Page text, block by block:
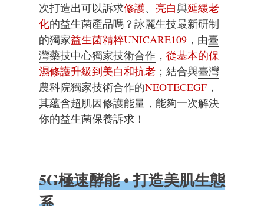
次打造出可以訴求修護、 亮白與延緩老
化的益生菌產品嗎？詠麗生技最新研制
的獨家益生菌精粹UNICARE109，由臺
灣藥技中心獨家技術合作， 從基本的保
濕修護升級到美白和抗老；結合與臺灣
農科院獨家技術合作的NEOTECEGF，
其蘊含超肌因修護能量，能夠一次解決
你的益生菌保養訴求！
5G極速酵能 • 打造美肌生態